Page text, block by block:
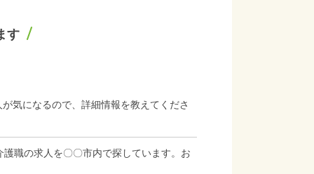
す
気になるので、詳細情報を教えてくださ
護職の求人を〇〇市内で探しています。お